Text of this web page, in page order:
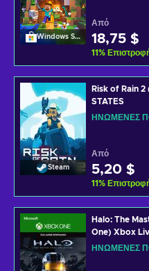
Windows Store
Από
18,75 $
11%
Steam
Risk of Rain 2
STATES
ΗΝΩΜΈΝΕΣ
Από
5,20 $
11%
Halo: The
One) Xbox
ΗΝΩΜΈΝΕΣ